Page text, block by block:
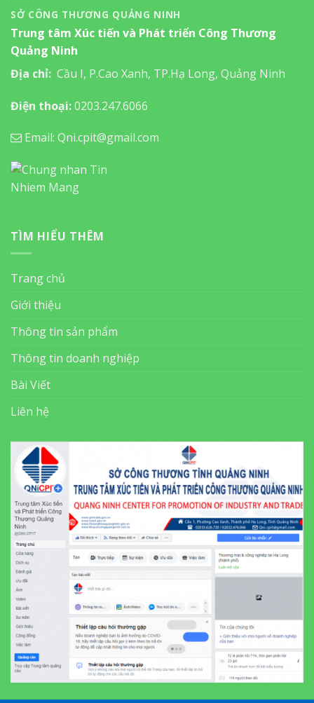
SỞ CÔNG THƯƠNG QUẢNG NINH
Trung tâm Xúc tiến và Phát triển Công Thương
Quảng Ninh
Địa chỉ: Cầu I, P.Cao Xanh, TP.Hạ Long, Quảng Ninh
Điện thoại:0203.247.6066
Email: Qni.cpit@gmail.com
TÌM HIỂU THÊM
Trang chủ
Giới thiệu
Thông tin sản phẩm
Thông tin doanh nghiệp
Bài Viết
Liên hệ